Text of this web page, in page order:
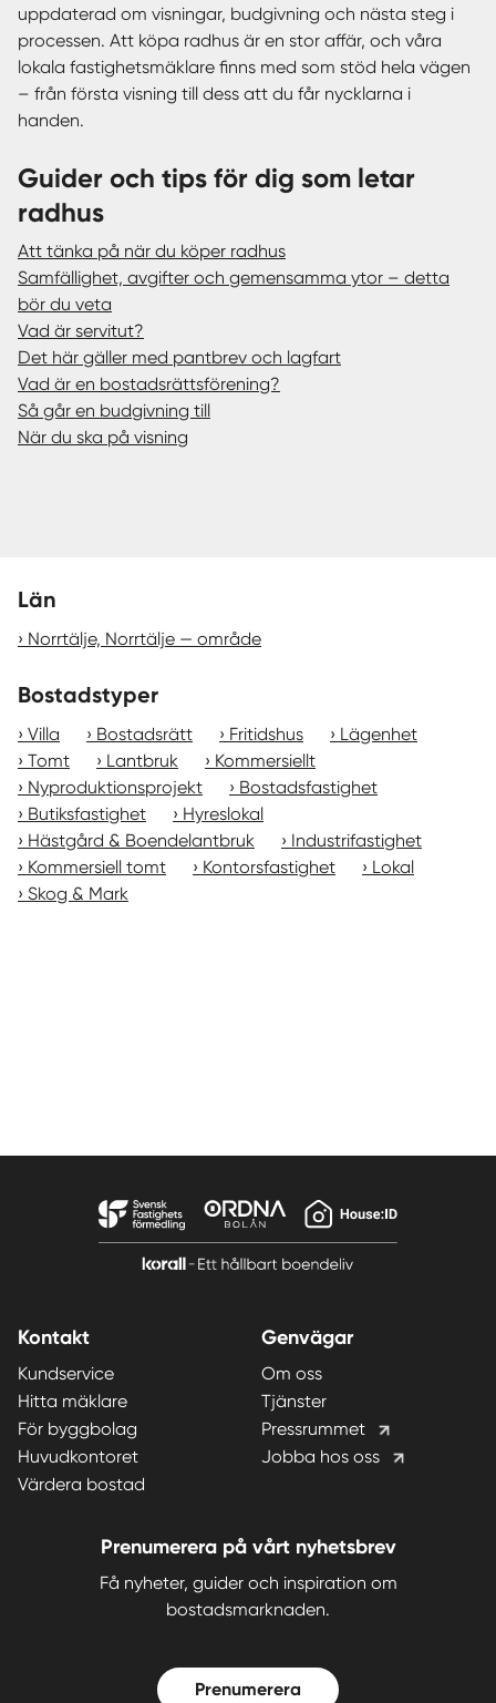
uppdaterad om visningar, budgivning och nästa steg i
processen. Att köpa radhus är en stor affär, och våra
lokala fastighetsmäklare finns med som stöd hela vägen
– från första visning till dess att du får nycklarna i
handen.
Guider och tips för dig som letar
radhus
Att tänka på när du köper radhus
Samfällighet, avgifter och gemensamma ytor – detta
bör du veta
Vad är servitut?
Det här gäller med pantbrev och lagfart
Vad är en bostadsrättsförening?
Så går en budgivning till
När du ska på visning
Län
Norrtälje, Norrtälje — område
Bostadstyper
Villa Bostadsrätt Fritidshus
Lägenhet
Tomt
Lantbruk
Kommersiellt
Nyproduktionsprojekt
Bostadsfastighet
Butiksfastighet
Hyreslokal
Hästgård & Boendelantbruk
Industrifastighet
Kommersiell tomt
Kontorsfastighet
Lokal
Skog & Mark
Kontakt
Kundservice
Hitta mäklare
För byggbolag
Huvudkontoret
Värdera bostad
Genvägar
Om oss
Tjänster
Pressrummet
Jobba hos oss
Prenumerera på vårt nyhetsbrev
Få nyheter, guider och inspiration om
bostadsmarknaden.
Prenumerera